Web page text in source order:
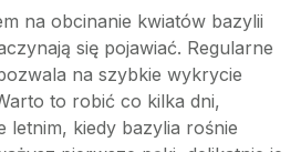
na obcinanie kwiatów bazylii
się pojawiać. Regularne
na szybkie wykrycie
to robić co kilka dni,
letnim, kiedy bazylia rośnie